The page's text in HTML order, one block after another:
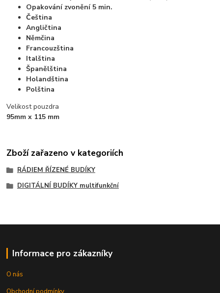
Opakování zvonění 5 min.
Čeština
Angličtina
Němčina
Francouzština
Italština
Španělština
Holandština
Polština
Velikost pouzdra
95mm x 115 mm
Zboží zařazeno v kategoriích
RÁDIEM ŘÍZENÉ BUDÍKY
DIGITÁLNÍ BUDÍKY multifunkční
Informace pro zákazníky
O nás